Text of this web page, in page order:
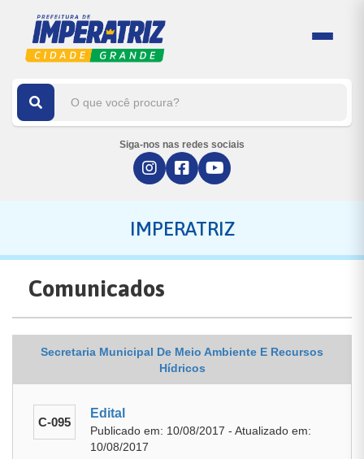
Siga-nos nas redes sociais
IMPERATRIZ
Comunicados
Secretaria Municipal De Meio Ambiente E Recursos
Hídricos
C-095
Edital
Publicado em: 10/08/2017 - Atualizado em:
10/08/2017